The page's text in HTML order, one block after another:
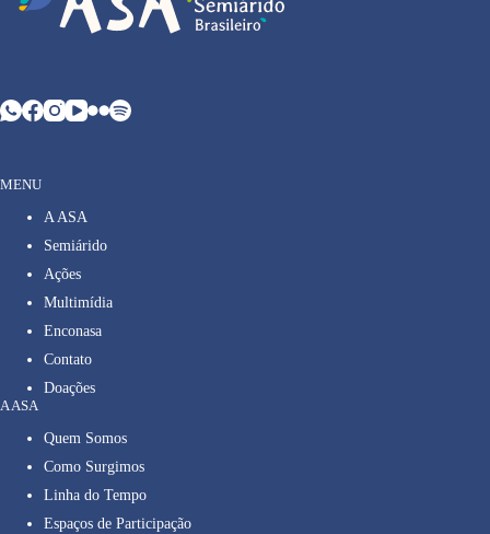
MENU
A ASA
Semiárido
Ações
Multimídia
Enconasa
Contato
Doações
A ASA
Quem Somos
Como Surgimos
Linha do Tempo
Espaços de Participação